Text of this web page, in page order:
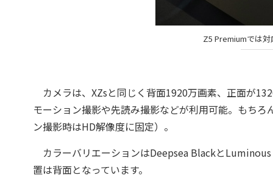
Z5 Premiumでは
カメラは、XZsと同じく背面1920万画素、正面が
モーション撮影や先読み撮影などが利用可能。もち
ン撮影時はHD解像度に固定）。
カラーバリエーションはDeepsea Blackと
置は背面となっています。